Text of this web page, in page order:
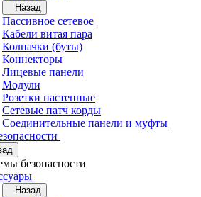
Назад
Пассивное сетевое
Кабели витая пара
Колпачки (буты)
Коннекторы
Лицевые панели
Модули
Розетки настенные
Сетевые патч корды
Соединительные панели и муфты
безопасности
Назад